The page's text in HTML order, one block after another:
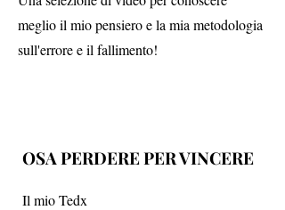
meglio il mio pensiero e la mia metodologia
sull'errore e il fallimento!
OSA PERDERE PER VINCERE
Il mio Tedx